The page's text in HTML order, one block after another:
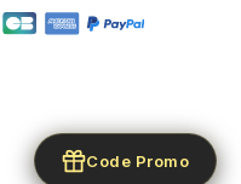
Code Promo